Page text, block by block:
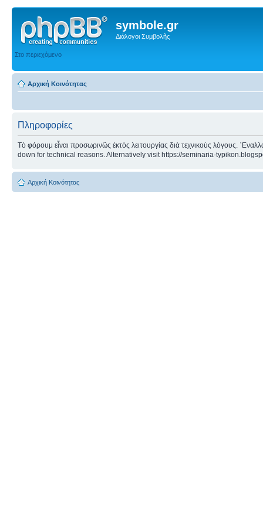
symbole.gr
Διάλογοι Συμβολῆς
Στο περιεχόμενο
Αρχική Κοινότητας
Πληροφορίες
Τὸ φόρουμ εἶναι προσωρινῶς ἐκτὸς λειτουργίας διὰ τεχνικοὺς λόγους.
down for technical reasons. Alternatively visit https://seminaria-
Αρχική Κοινότητας